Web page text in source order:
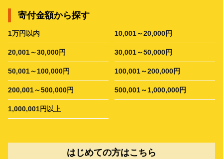
寄付金額から探す
1万円以内 10,001～20,000円
20,001～30,000円 30,001～50,000円
50,001～100,000円 100,001～200,000円
200,001～500,000円 500,001～1,000,000円
1,000,001円以上
はじめての方はこちら